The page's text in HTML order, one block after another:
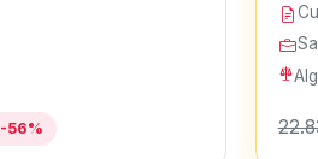
-56%